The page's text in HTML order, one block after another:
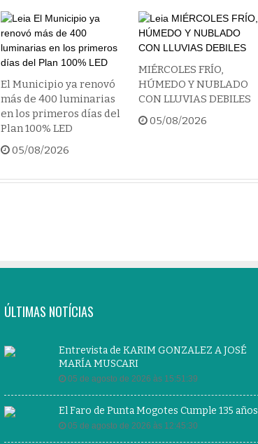
El Municipio ya renovó
más de 400 luminarias
en los primeros días del
Plan 100% LED
05/08/2026
MIÉRCOLES FRÍO,
HÚMEDO Y NUBLADO
CON LLUVIAS DEBILES
05/08/2026
ÚLTIMAS NOTÍCIAS
Entrevista de KARIM GONZALEZ A JOSÉ
MARÍA MUSCARI
05 de agosto de 2026 às 15:51:39
El Faro de Punta Mogotes Cumple 135 años
05 de agosto de 2026 às 12:45:30